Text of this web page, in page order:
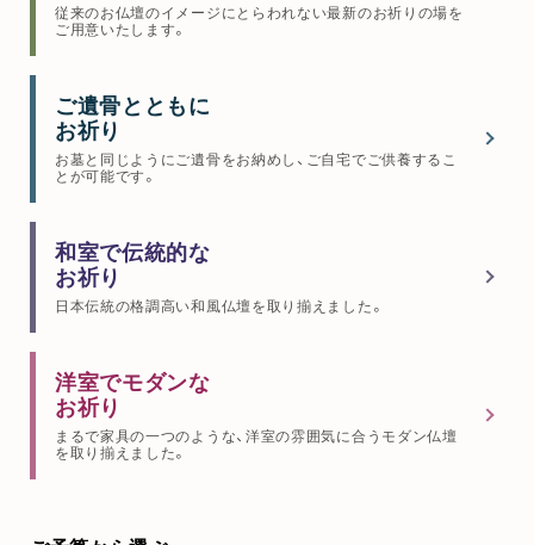
従来のお仏壇のイメージにとらわれない最新のお祈りの場を
ご用意いたします。
ご遺骨とともに
お祈り
お墓と同じようにご遺骨をお納めし、ご自宅でご供養するこ
とが可能です。
和室で伝統的な
お祈り
日本伝統の格調高い和風仏壇を取り揃えました。
洋室でモダンな
お祈り
まるで家具の一つのような、洋室の雰囲気に合うモダン仏壇
を取り揃えました。